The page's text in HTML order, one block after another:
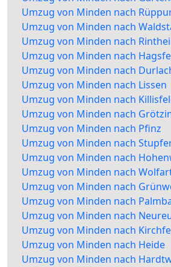
Umzug von Minden nach
Umzug von Minden nach
Umzug von Minden nach
Umzug von Minden nach
Umzug von Minden nach
Umzug von Minden nach Lissen
Umzug von Minden nach
Umzug von Minden nach
Umzug von Minden nach Pfinz
Umzug von Minden nach
Umzug von Minden nach
Umzug von Minden nach
Umzug von Minden nach
Umzug von Minden nach
Umzug von Minden nach
Umzug von Minden nach
Umzug von Minden nach Heide
Umzug von Minden nach